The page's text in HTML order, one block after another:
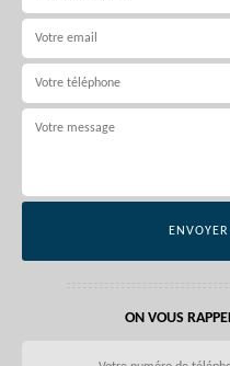
ON VOUS